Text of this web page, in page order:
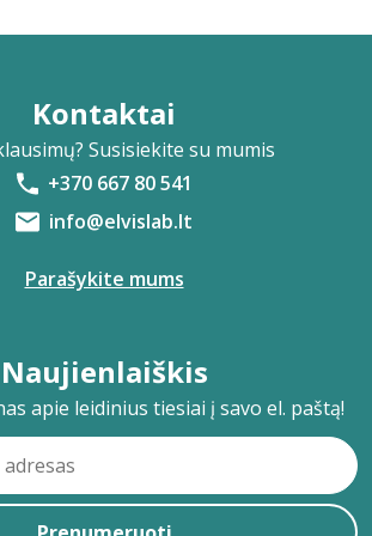
Kontaktai
Susisiekite su mumis
+370 667 80 541
info@elvislab.lt
Parašykite mums
Naujienlaiškis
apie leidinius tiesiai į savo el. paštą!